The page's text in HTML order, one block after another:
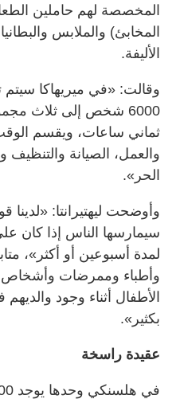
المخصصة لهم حاملين
المخابئ) والملابس
الأليفة.
وقالت: «في ميريهاكا
6000 شخص إلى ثلاث
ثماني ساعات، ويقسم
والعمل، الصيانة والتنظيف
الحر».
وأوضحت ليهتيرانتا: «لدينا
سيمارسها الناس إذا كان
لمدة أسبوعين أو أكثر»،
وأطباء وممرضات
الأطفال أثناء وجود
بكثير».
عقيدة راسخة